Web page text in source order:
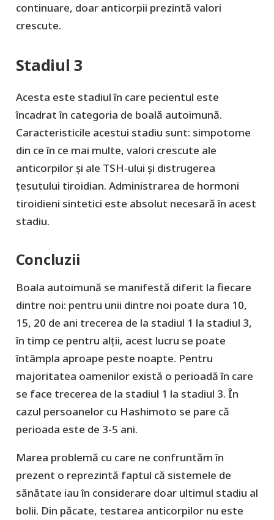
continuare, doar anticorpii prezintă valori
crescute.
Stadiul 3
Acesta este stadiul în care pecientul este
încadrat în categoria de boală autoimună.
Caracteristicile acestui stadiu sunt: simpotome
din ce în ce mai multe, valori crescute ale
anticorpilor și ale TSH-ului și distrugerea
țesutului tiroidian. Administrarea de hormoni
tiroidieni sintetici este absolut necesară în acest
stadiu.
Concluzii
Boala autoimună se manifestă diferit la fiecare
dintre noi: pentru unii dintre noi poate dura 10,
15, 20 de ani trecerea de la stadiul 1 la stadiul 3,
în timp ce pentru alții, acest lucru se poate
întâmpla aproape peste noapte. Pentru
majoritatea oamenilor există o perioadă în care
se face trecerea de la stadiul 1 la stadiul 3. În
cazul persoanelor cu Hashimoto se pare că
perioada este de 3-5 ani.
Marea problemă cu care ne confruntăm în
prezent o reprezintă faptul că sistemele de
sănătate iau în considerare doar ultimul stadiu al
bolii. Din păcate, testarea anticorpilor nu este